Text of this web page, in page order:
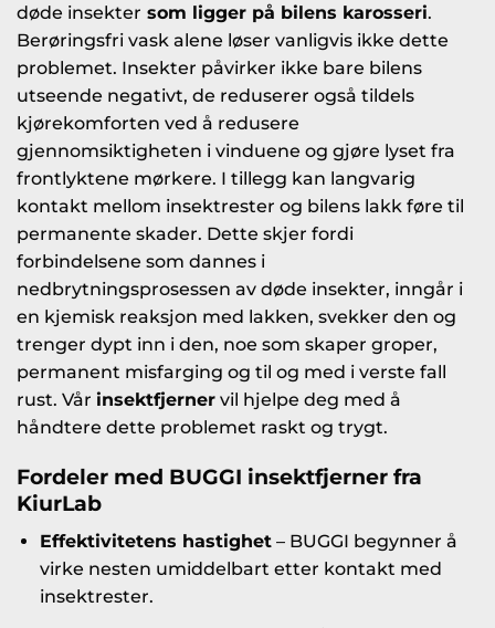
døde insekter som ligger på bilens karosseri.
Berøringsfri vask alene løser vanligvis ikke dette
problemet. Insekter påvirker ikke bare bilens
utseende negativt, de reduserer også tildels
kjørekomforten ved å redusere
gjennomsiktigheten i vinduene og gjøre lyset fra
frontlyktene mørkere. I tillegg kan langvarig
kontakt mellom insektrester og bilens lakk føre til
permanente skader. Dette skjer fordi
forbindelsene som dannes i
nedbrytningsprosessen av døde insekter, inngår i
en kjemisk reaksjon med lakken, svekker den og
trenger dypt inn i den, noe som skaper groper,
permanent misfarging og til og med i verste fall
rust. Vår insektfjerner vil hjelpe deg med å
håndtere dette problemet raskt og trygt.
Fordeler med BUGGI insektfjerner fra
KiurLab
Effektivitetens hastighet– BUGGI begynner å
virke nesten umiddelbart etter kontakt med
insektrester.